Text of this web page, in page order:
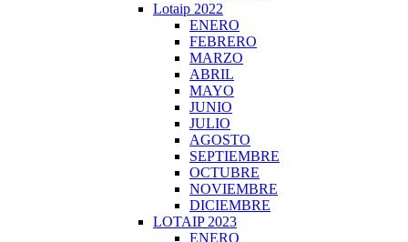
Lotaip 2022
ENERO
FEBRERO
MARZO
ABRIL
MAYO
JUNIO
JULIO
AGOSTO
SEPTIEMBRE
OCTUBRE
NOVIEMBRE
DICIEMBRE
LOTAIP 2023
ENERO